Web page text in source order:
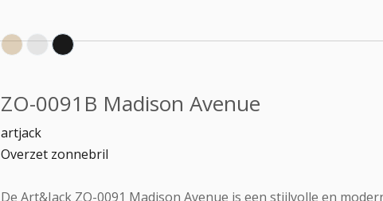
ZO-0091B Madison Avenue
artjack
Overzet zonnebril
De Art&Jack ZO-0091 Madison Avenue is een stijlvolle en